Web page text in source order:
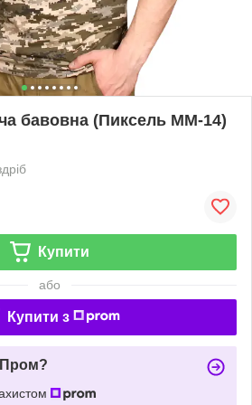
бавовна (Пиксель ММ-14)
Купити
або
Купити з
Пром?